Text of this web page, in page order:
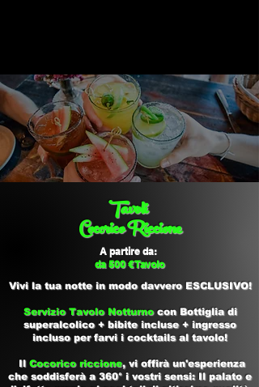
Tavoli
Cocorico Riccione
A partire da:
da 500 € Tavolo
Vivi la tua notte in modo davvero ESCLUSIVO!
Servizio Tavolo Notturnocon Bottiglia di
superalcolico + bibite incluse + ingresso
incluso per farvi i cocktails al tavolo!
Il Cocorico riccione, vi offirà un'esperienza
che soddisferà a 360° i vostri sensi: Il palato e